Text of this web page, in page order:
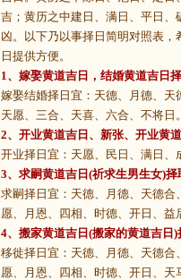
吉；黄历之中建日、满日、平日、
凶。以下乃以事择日简明对照表，
日提供方便。
1、 嫁娶黄道吉日 ，结婚黄道吉日
嫁娶结婚择日宜：天德、月德、天
天愿、三合、天喜、六合、不将日。
2、 开业黄道吉日 、新张、开业黄
开业择日宜：天愿、民日、满日、
3、 求嗣黄道吉日 (祈求生男生女)择
求嗣择日宜：天德、月德、天德合
愿、月恩、四相、时德、开日、益
4、 搬家黄道吉日 (搬家的黄道吉日)
移徙择日宜：天德、月德、天德合
愿、月恩、四相、时德、开日、天